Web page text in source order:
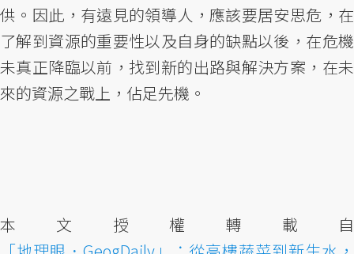
供。因此，有遠見的領導人，應該要居安思危，在
了解到資源的重要性以及自身的缺點以後，在危機
未真正降臨以前，找到新的出路與解決方案，在未
來的資源之戰上，佔足先機。
本文授權轉載自